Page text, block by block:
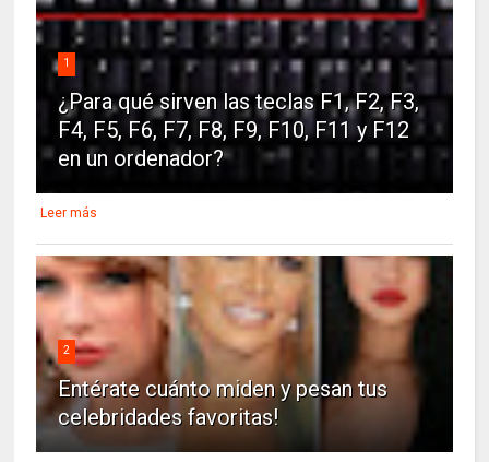
1
¿Para qué sirven las teclas F1, F2, F3,
F4, F5, F6, F7, F8, F9, F10, F11 y F12
en un ordenador?
Leer más
2
Entérate cuánto miden y pesan tus
celebridades favoritas!